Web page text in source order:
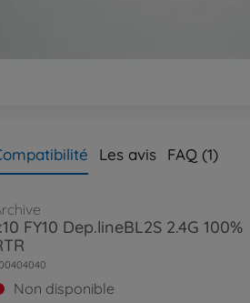
Les avis FAQ (1)
FY10 Dep.lineBL2S 2.4G 100%
Non disponible